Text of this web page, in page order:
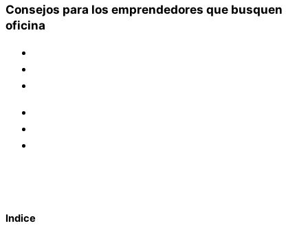
Consejos para los emprendedores que busquen
oficina
Indice